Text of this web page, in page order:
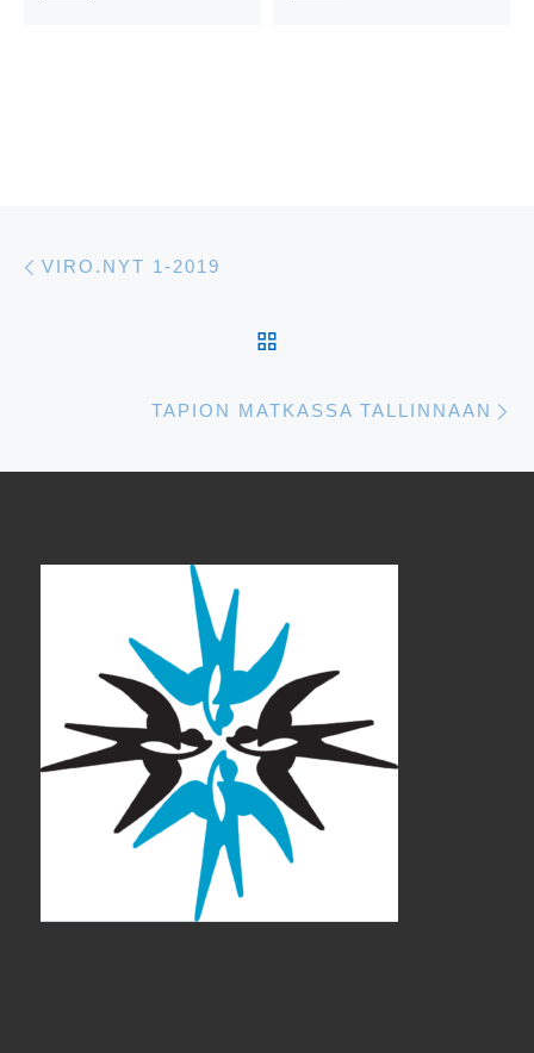
Artikkelien navigointi
VIRO.NYT 1-2019
TAPION MATKASSA TALLINNAAN